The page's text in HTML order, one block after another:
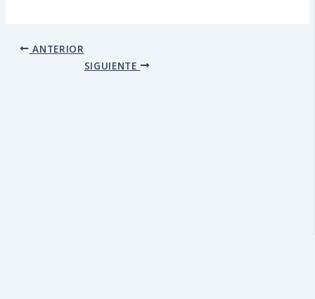
ANTERIOR
SIGUIENTE